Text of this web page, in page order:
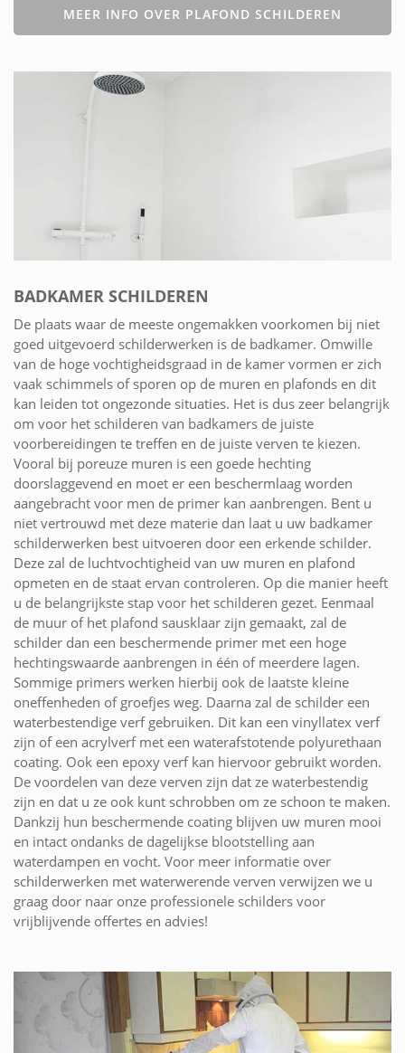
MEER INFO OVER PLAFOND SCHILDEREN
BADKAMER SCHILDEREN
De plaats waar de meeste ongemakken voorkomen bij niet
goed uitgevoerd schilderwerken is de badkamer. Omwille
van de hoge vochtigheidsgraad in de kamer vormen er zich
vaak schimmels of sporen op de muren en plafonds en dit
kan leiden tot ongezonde situaties. Het is dus zeer belangrijk
om voor het schilderen van badkamers de juiste
voorbereidingen te treffen en de juiste verven te kiezen.
Vooral bij poreuze muren is een goede hechting
doorslaggevend en moet er een beschermlaag worden
aangebracht voor men de primer kan aanbrengen. Bent u
niet vertrouwd met deze materie dan laat u uw badkamer
schilderwerken best uitvoeren door een erkende schilder.
Deze zal de luchtvochtigheid van uw muren en plafond
opmeten en de staat ervan controleren. Op die manier heeft
u de belangrijkste stap voor het schilderen gezet. Eenmaal
de muur of het plafond sausklaar zijn gemaakt, zal de
schilder dan een beschermende primer met een hoge
hechtingswaarde aanbrengen in één of meerdere lagen.
Sommige primers werken hierbij ook de laatste kleine
oneffenheden of groefjes weg. Daarna zal de schilder een
waterbestendige verf gebruiken. Dit kan een vinyllatex verf
zijn of een acrylverf met een waterafstotende polyurethaan
coating. Ook een epoxy verf kan hiervoor gebruikt worden.
De voordelen van deze verven zijn dat ze waterbestendig
zijn en dat u ze ook kunt schrobben om ze schoon te maken.
Dankzij hun beschermende coating blijven uw muren mooi
en intact ondanks de dagelijkse blootstelling aan
waterdampen en vocht. Voor meer informatie over
schilderwerken met waterwerende verven verwijzen we u
graag door naar onze professionele schilders voor
vrijblijvende offertes en advies!